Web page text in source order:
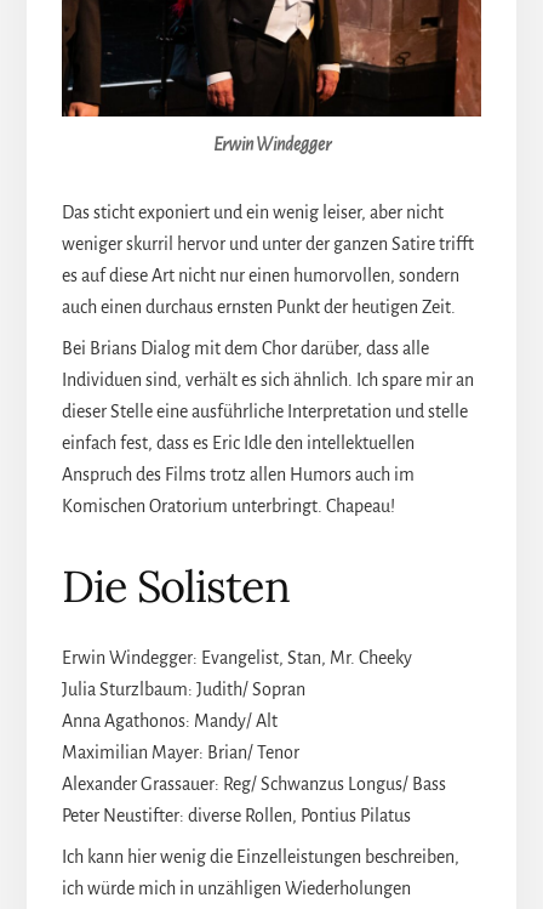
Erwin Windegger
Das sticht exponiert und ein wenig leiser, aber nicht
weniger skurril hervor und unter der ganzen Satire trifft
es auf diese Art nicht nur einen humorvollen, sondern
auch einen durchaus ernsten Punkt der heutigen Zeit.
Bei Brians Dialog mit dem Chor darüber, dass alle
Individuen sind, verhält es sich ähnlich. Ich spare mir an
dieser Stelle eine ausführliche Interpretation und stelle
einfach fest, dass es Eric Idle den intellektuellen
Anspruch des Films trotz allen Humors auch im
Komischen Oratorium unterbringt. Chapeau!
Die Solisten
Erwin Windegger: Evangelist, Stan, Mr. Cheeky
Julia Sturzlbaum: Judith/ Sopran
Anna Agathonos: Mandy/ Alt
Maximilian Mayer: Brian/ Tenor
Alexander Grassauer: Reg/ Schwanzus Longus/ Bass
Peter Neustifter: diverse Rollen, Pontius Pilatus
Ich kann hier wenig die Einzelleistungen beschreiben,
ich würde mich in unzähligen Wiederholungen